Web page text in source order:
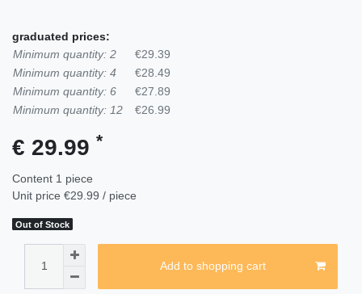
graduated prices:
Minimum quantity: 2
€29.39
Minimum quantity: 4
€28.49
Minimum quantity: 6
€27.89
Minimum quantity: 12
€26.99
€ 29.99 *
Content 1 piece
Unit price €29.99 / piece
Out of Stock
Add to shopping cart